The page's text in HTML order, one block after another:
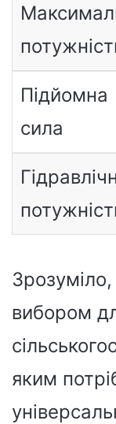
Підйомна
сила
вибором
яким